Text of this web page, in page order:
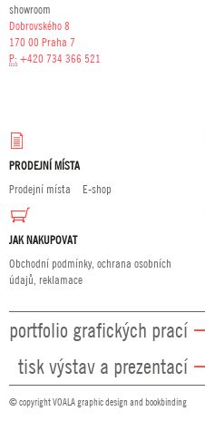
showroom
Dobrovského 8
170 00 Praha 7
P: +420 734 366 521
PRODEJNÍ MÍSTA
Prodejní místa
E-shop
JAK NAKUPOVAT
Obchodní podmínky, ochrana osobních
údajů, reklamace
portfolio grafických prací
tisk výstav a prezentací
© copyright VOALA graphic design and bookbinding